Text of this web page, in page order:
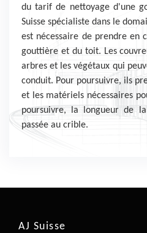
du tarif de nettoyage d'une
Suisse spécialiste dans le
est nécessaire de prendre en
gouttière et du toit. Les
arbres et les végétaux qui
conduit. Pour poursuivre, ils
et les matériels nécessaires
poursuivre, la longueur de
passée au crible.
AJ Suisse